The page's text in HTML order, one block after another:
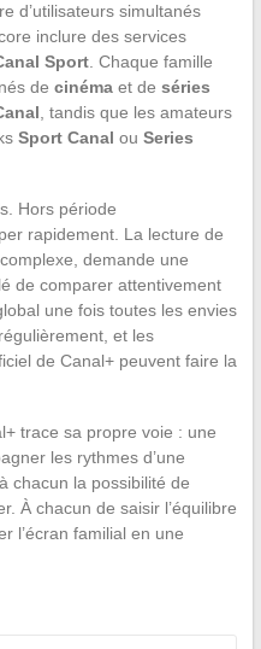
d’utilisateurs simultanés
inclure des services
Sport. Chaque famille
de cinémaet de séries
, tandis que les amateurs
Sport Canal ou Series
Hors période
rapidement. La lecture de
demande une
de comparer attentivement
une fois toutes les envies
et les
de Canal+ peuvent faire la
trace sa propre voie : une
les rythmes d’une
chacun la possibilité de
À chacun de saisir l’équilibre
l’écran familial en une